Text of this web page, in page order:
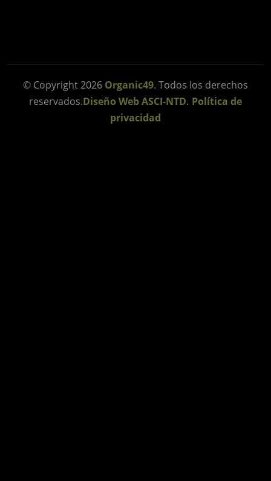
© Copyright 2026 Organic49. Todos los derechos
reservados.Diseño Web ASCI-NTD. Política de
privacidad